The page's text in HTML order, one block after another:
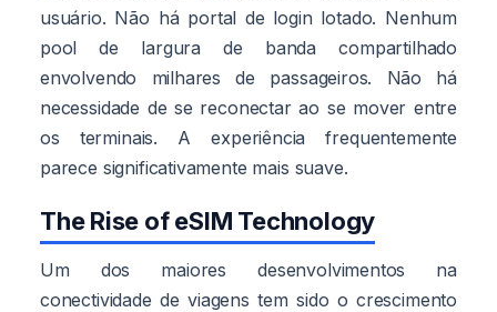
usuário. Não há portal de login lotado. Nenhum
pool de largura de banda compartilhado
envolvendo milhares de passageiros. Não há
necessidade de se reconectar ao se mover entre
os terminais. A experiência frequentemente
parece significativamente mais suave.
The Rise of eSIM Technology
Um dos maiores desenvolvimentos na
conectividade de viagens tem sido o crescimento